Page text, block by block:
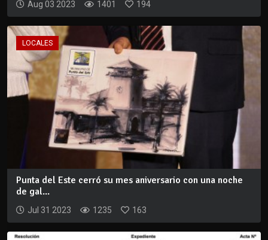
Aug 03 2023 1401 194
LOCALES
Punta del Este cerró su mes aniversario con una noche
de gal...
Jul 31 2023 1235 163